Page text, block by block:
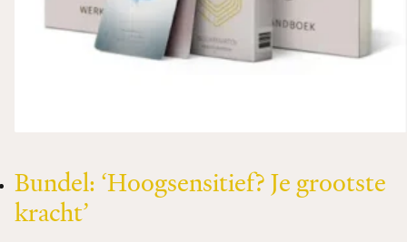
Bundel: ‘Hoogsensitief? Je grootste
kracht’